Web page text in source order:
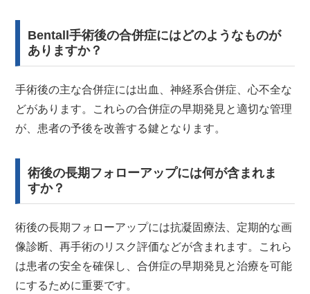
Bentall手術後の合併症にはどのようなものが
ありますか？
手術後の主な合併症には出血、神経系合併症、心不全な
どがあります。これらの合併症の早期発見と適切な管理
が、患者の予後を改善する鍵となります。
術後の長期フォローアップには何が含まれま
すか？
術後の長期フォローアップには抗凝固療法、定期的な画
像診断、再手術のリスク評価などが含まれます。これら
は患者の安全を確保し、合併症の早期発見と治療を可能
にするために重要です。